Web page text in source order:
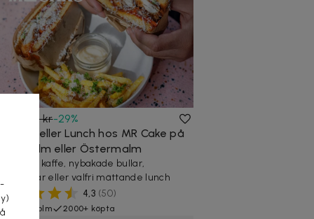
126 kr-29%
eller Lunch hos MR Cake på
eller Östermalm
kaffe, nybakade bullar,
eller valfri mättande lunch
4,3 (50)
Stockholm 2000+ köpta